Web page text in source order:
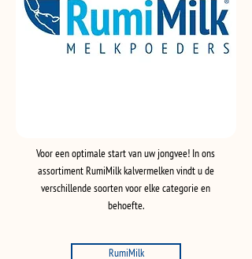
Voor een optimale start van uw jongvee! In ons
assortiment RumiMilk kalvermelken vindt u de
verschillende soorten voor elke categorie en
behoefte.
RumiMilk